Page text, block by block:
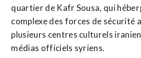
quartier de Kafr Sousa, qui
complexe des forces de sécurité
plusieurs centres culturels
médias officiels syriens.